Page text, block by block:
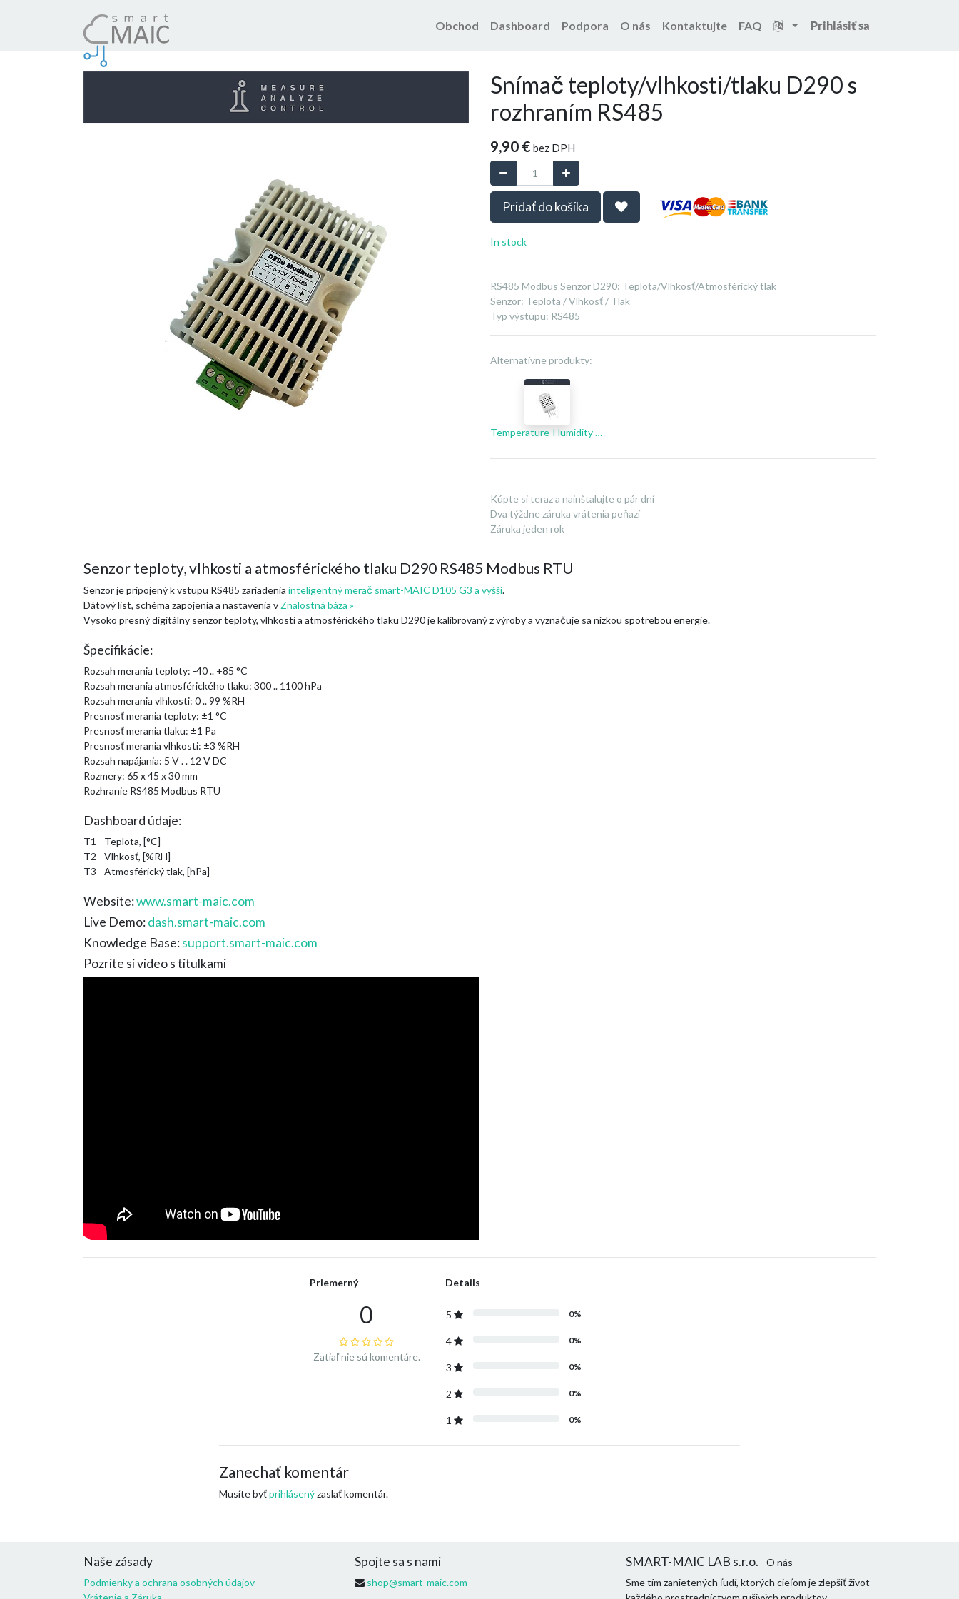
Obchod Dashboard Podpora O nás Kontaktujte FAQ Prihlásiť sa
Snímač teploty/vlhkosti/tlaku D290 s rozhraním RS485
Snímač teploty/vlhkosti/tlaku D290 s
rozhraním RS485
9,90 € bez DPH
Pridať do košíka
In stock
RS485 Modbus Senzor D290: Teplota/Vlhkosť/Atmosférický tlak
Senzor: Teplota / Vlhkosť / Tlak
Typ výstupu: RS485
Alternatívne produkty:
Temperature-Humidity Sensor DHT22
Kúpte si teraz a nainštalujte o pár dní
Dva týždne záruka vrátenia peňazí
Záruka jeden rok
Senzor teploty, vlhkosti a atmosférického tlaku D290 RS485 Modbus RTU
Senzor je pripojený k vstupu RS485 zariadenia inteligentný merač smart-MAIC D105 G3 a vyšší.
Dátový list, schéma zapojenia a nastavenia v Znalostná báza »
Vysoko presný digitálny senzor teploty, vlhkosti a atmosférického tlaku D290 je kalibrovaný z výroby a vyznačuje sa nízkou spotrebou energie.
Špecifikácie:
Rozsah merania teploty: -40 .. +85 °C
Rozsah merania atmosférického tlaku: 300 .. 1100 hPa
Rozsah merania vlhkosti: 0 .. 99 %RH
Presnosť merania teploty: ±1 °C
Presnosť merania tlaku: ±1 Pa
Presnosť merania vlhkosti: ±3 %RH
Rozsah napájania: 5 V . . 12 V DC
Rozmery: 65 x 45 x 30 mm
Rozhranie RS485 Modbus RTU
Dashboard údaje:
T1 - Teplota, [°C]
T2 - Vlhkosť, [%RH]
T3 - Atmosférický tlak, [hPa]
Website:www.smart-maic.com
Live Demo:dash.smart-maic.com
Knowledge Base:support.smart-maic.com
Pozrite si video s titulkami
Priemerný
0
Zatiaľ nie sú komentáre.
Details
5 0%
4 0%
3 0%
2 0%
1 0%
Zanechať komentár
Musíte byťprihlásenýzaslať komentár.
Naše zásady
Podmienky a ochrana osobných údajov
Spojte sa s nami
shop@smart-maic.com
SMART-MAIC LAB s.r.o. - O nás
Sme tím zanietených ľudí, ktorých cieľom je zlepšiť život